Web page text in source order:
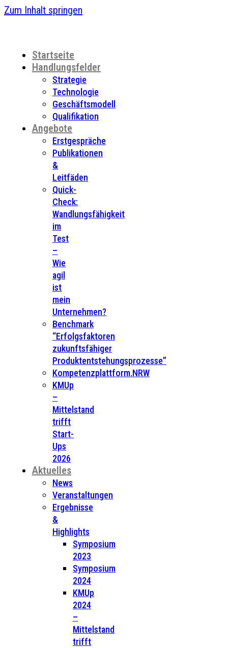
Zum Inhalt springen
Startseite
Handlungsfelder
Strategie
Technologie
Geschäftsmodell
Qualifikation
Angebote
Erstgespräche
Publikationen
&
Leitfäden
Quick-
Check:
Wandlungsfähigkeit
im
Test
–
Wie
agil
ist
mein
Unternehmen?
Benchmark
“Erfolgsfaktoren
zukunftsfähiger
Produktentstehungsprozesse”
Kompetenzplattform.NRW
KMUp
–
Mittelstand
trifft
Start-
Ups
2026
Aktuelles
News
Veranstaltungen
Ergebnisse
&
Highlights
Symposium
2023
Symposium
2024
KMUp
2024
–
Mittelstand
trifft